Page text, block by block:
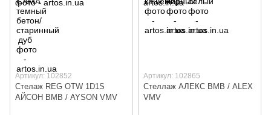
Артикул: 102852
Стелаж REG OTW 1D1S
АЙСОН ВМВ / AYSON VMV
Артикул: 102865
Стеллаж АЛЕКС ВМВ / ALEX
VMV